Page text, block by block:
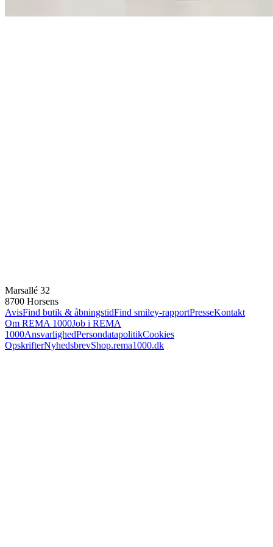
Marsallé 32
8700 Horsens
AvisFind butik & åbningstidFind smiley-rapportPresseKontakt
Om REMA 1000Job i REMA
1000AnsvarlighedPersondatapolitikCookies
OpskrifterNyhedsbrevShop.rema1000.dk